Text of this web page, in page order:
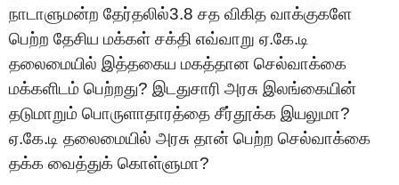
நாடாளுமன்ற தேர்தலில்3.8 சத விகித வாக்குகளே
பெற்ற தேசிய மக்கள் சக்தி எவ்வாறு ஏ.கே.டி
தலைமையில் இத்தகைய மகத்தான செல்வாக்கை
மக்களிடம் பெற்றது? இடதுசாரி அரசு இலங்கையின்
தடுமாறும் பொருளாதாரத்தை சீர்தூக்க இயலுமா?
ஏ.கே.டி தலைமையில் அரசு தான் பெற்ற செல்வாக்கை
தக்க வைத்துக் கொள்ளுமா?